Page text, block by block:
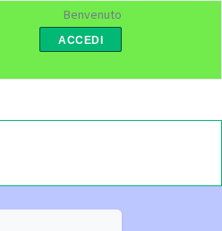
Benvenuto
ACCEDI